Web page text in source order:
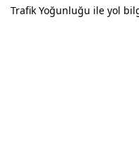
Trafik Yoğunluğu ile yol